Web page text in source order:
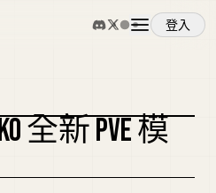
登入
全新 PVE 模